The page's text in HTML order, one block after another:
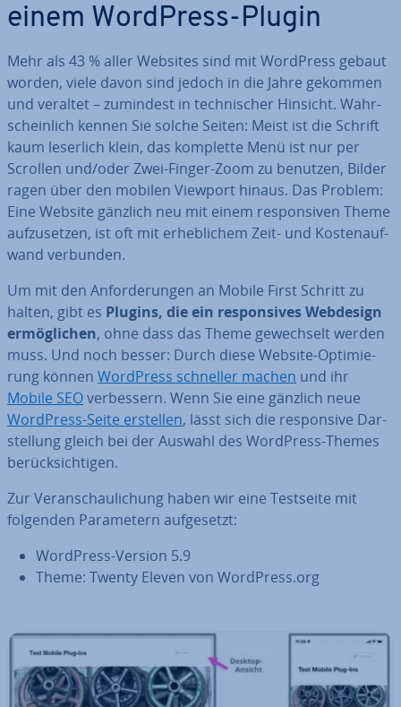
einem WordPress-Plugin
Mehr als 43 % aller Websites sind mit WordPress gebaut
worden, viele davon sind jedoch in die Jahre gekommen
und veraltet – zumindest in tech­ni­scher Hinsicht. Wahr­
schein­lich kennen Sie solche Seiten: Meist ist die Schrift
kaum leserlich klein, das komplette Menü ist nur per
Scrollen und/oder Zwei-Finger-Zoom zu benutzen, Bilder
ragen über den mobilen Viewport hinaus. Das Problem:
Eine Website gänzlich neu mit einem re­spon­si­ven Theme
auf­zu­set­zen, ist oft mit er­heb­li­chem Zeit- und Kos­ten­auf­
wand verbunden.
Um mit den An­for­de­run­gen an Mobile First Schritt zu
halten, gibt es Plugins, die ein re­spon­si­ves Webdesign
er­mög­li­chen, ohne dass das Theme ge­wech­selt werden
muss. Und noch besser: Durch diese Website-Op­ti­mie­
rung können WordPress schneller machen und ihr
Mobile SEOver­bes­sern. Wenn Sie eine gänzlich neue
WordPress-Seite erstellen, lässt sich die re­spon­si­ve Dar­
stel­lung gleich bei der Auswahl des WordPress-Themes
be­rück­sich­ti­gen.
Zur Ver­an­schau­li­chung haben wir eine Testseite mit
folgenden Pa­ra­me­tern auf­ge­setzt:
WordPress-Version 5.9
Theme: Twenty Eleven von WordPress.org